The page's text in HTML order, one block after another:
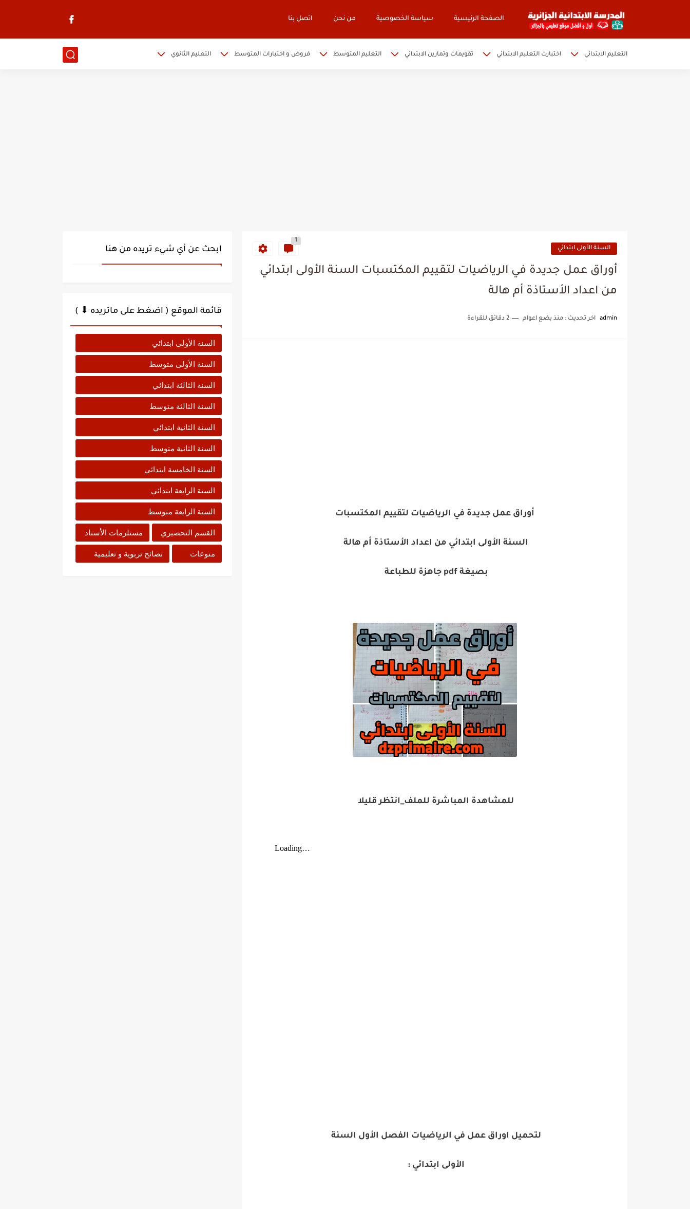
الصفحة الرئيسية سياسة الخصوصية من نحن اتصل بنا
التعليم الابتدائي اختبارت التعليم الابتدائي تقويمات وتمارين الابتدائي التعليم المتوسط فروض و اختبارات المتوسط التعليم الثانوي
السنة الأولى ابتدائي
1
أوراق عمل جديدة في الرياضيات لتقييم المكتسبات السنة الأولى ابتدائي
من اعداد الأستاذة أم هالة
admin اخر تحديث : منذ بضع اعوام 2 دقائق للقراءة
أوراق عمل جديدة في الرياضيات لتقييم المكتسبات
السنة الأولى ابتدائي من اعداد الأستاذة أم هالة
بصيغة pdf جاهزة للطباعة
للمشاهدة المباشرة للملف_انتظر قليلا
لتحميل اوراق عمل في الرياضيات الفصل الأول السنة
الأولى ابتدائي :
ابحث عن أي شيء تريده من هنا
قائمة الموقع ( اضغط على ماتريده ⬇ )
السنة الأولى ابتدائي
السنة الأولى متوسط
السنة الثالثة ابتدائي
السنة الثالثة متوسط
السنة الثانية ابتدائي
السنة الثانية متوسط
السنة الخامسة ابتدائي
السنة الرابعة ابتدائي
السنة الرابعة متوسط
القسم التحضيري مستلزمات الأستاذ
منوعات نصائح تربوية و تعليمية